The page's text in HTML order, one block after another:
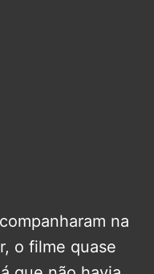
na
o filme quase